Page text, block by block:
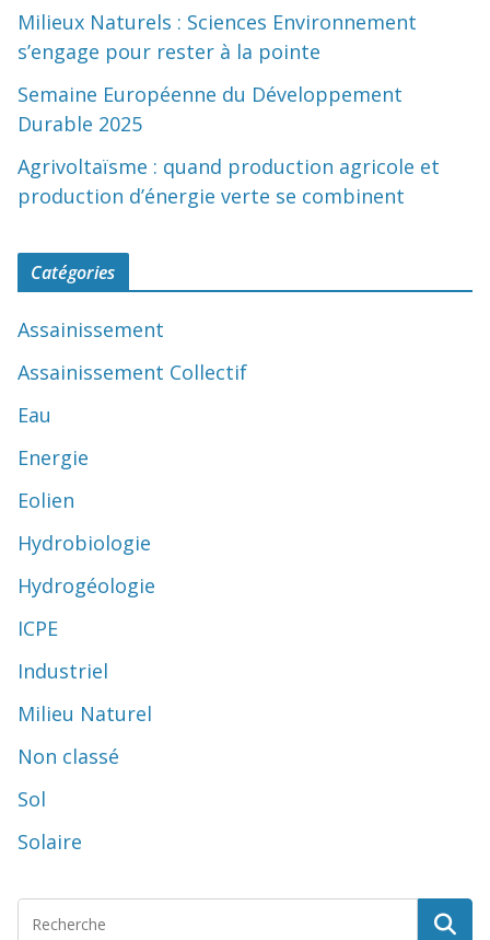
Milieux Naturels : Sciences Environnement
s’engage pour rester à la pointe
Semaine Européenne du Développement
Durable 2025
Agrivoltaïsme : quand production agricole et
production d’énergie verte se combinent
Catégories
Assainissement
Assainissement Collectif
Eau
Energie
Eolien
Hydrobiologie
Hydrogéologie
ICPE
Industriel
Milieu Naturel
Non classé
Sol
Solaire